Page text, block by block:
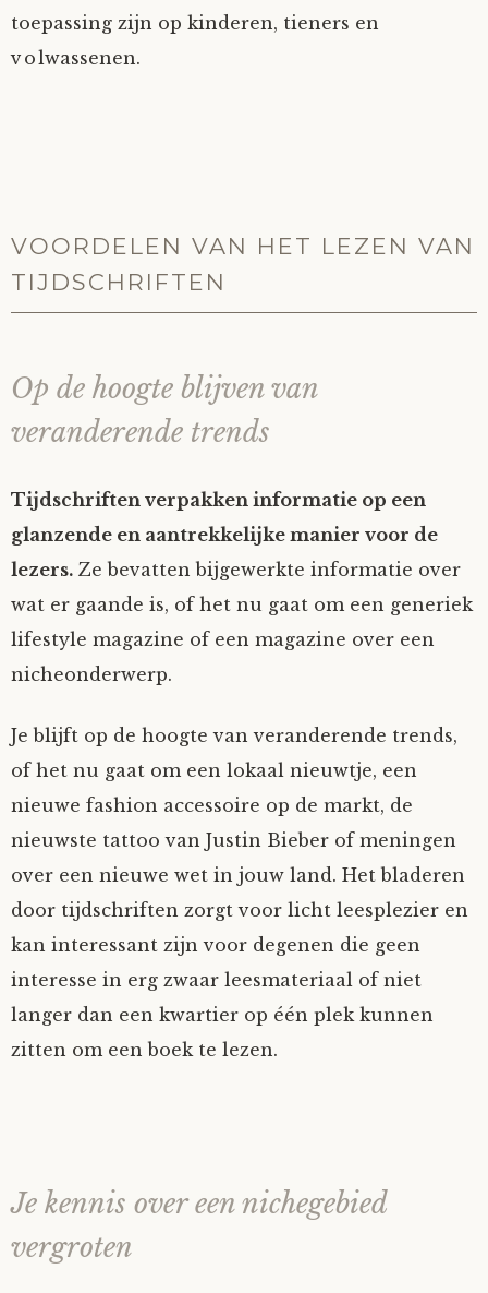
toepassing zijn op kinderen, tieners en
volwassenen.
VOORDELEN VAN HET LEZEN VAN
TIJDSCHRIFTEN
Op de hoogte blijven van
veranderende trends
Tijdschriften verpakken informatie op een
glanzende en aantrekkelijke manier voor de
lezers. Ze bevatten bijgewerkte informatie over
wat er gaande is, of het nu gaat om een generiek
lifestyle magazine of een magazine over een
nicheonderwerp.
Je blijft op de hoogte van veranderende trends,
of het nu gaat om een lokaal nieuwtje, een
nieuwe fashion accessoire op de markt, de
nieuwste tattoo van Justin Bieber of meningen
over een nieuwe wet in jouw land. Het bladeren
door tijdschriften zorgt voor licht leesplezier en
kan interessant zijn voor degenen die geen
interesse in erg zwaar leesmateriaal of niet
langer dan een kwartier op één plek kunnen
zitten om een boek te lezen.
Je kennis over een nichegebied
vergroten